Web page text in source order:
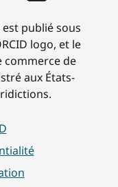
est publié sous
logo, et le
commerce de
aux États-